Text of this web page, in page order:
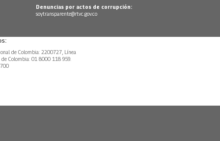
Denuncias por actos de corrupción:
soytransparente@rtvc.gov.co
de Colombia: 2200727, Línea
Colombia: 01 8000 118 959.